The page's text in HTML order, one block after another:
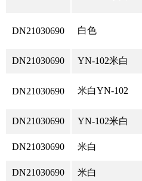
DN21030690 白色
DN21030690 YN-102米白
DN21030690 米白YN-102
DN21030690 YN-102米白
DN21030690 米白
DN21030690 米白